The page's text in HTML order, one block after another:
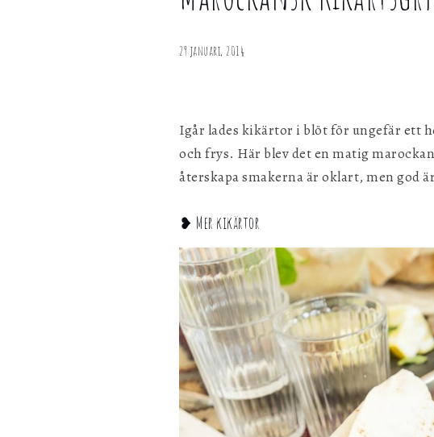
aubergine
29 januari, 2014
Igår lades kikärtor i blöt för ungefär ett
och frys. Här blev det en matig
återskapa smakerna är oklart, men god
❥ Mer kikärtor
personligen med hjälp av dessa uppgifter.